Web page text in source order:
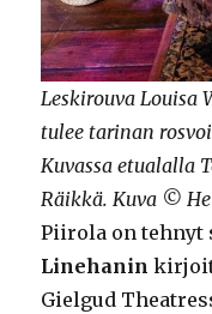
Leskirouva Louisa
tulee tarinan
Kuvassa etualalla
Räikkä. Kuva ©
Piirola on tehnyt
Linehanin
Gielgud